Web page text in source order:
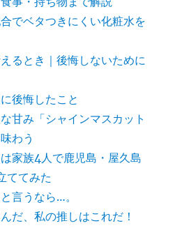
でベタつきにくい化粧水を
るとき｜後悔しないために
後悔したこと
甘み「シャインマスカット
わう
家族4人で鹿児島・屋久島
ててみた
言うなら…。
だ、私の推しはこれだ！